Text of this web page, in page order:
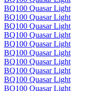
BQ100 Quasar Light
BQ100 Quasar Light
BQ100 Quasar Light
BQ100 Quasar Light
BQ100 Quasar Light
BQ100 Quasar Light
BQ100 Quasar Light
BQ100 Quasar Light
BQ100 Quasar Light
BQ100 Quasar Light